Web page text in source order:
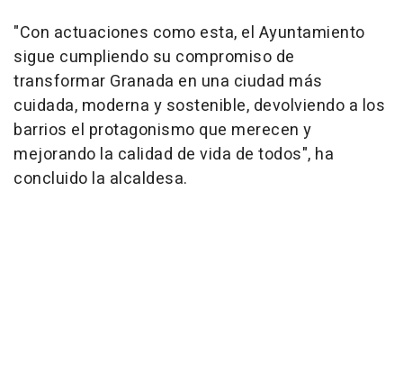
"Con actuaciones como esta, el Ayuntamiento
sigue cumpliendo su compromiso de
transformar Granada en una ciudad más
cuidada, moderna y sostenible, devolviendo a los
barrios el protagonismo que merecen y
mejorando la calidad de vida de todos", ha
concluido la alcaldesa.